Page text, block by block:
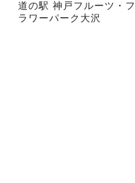
道の駅 神戸フルーツ・フ
ラワーパーク大沢